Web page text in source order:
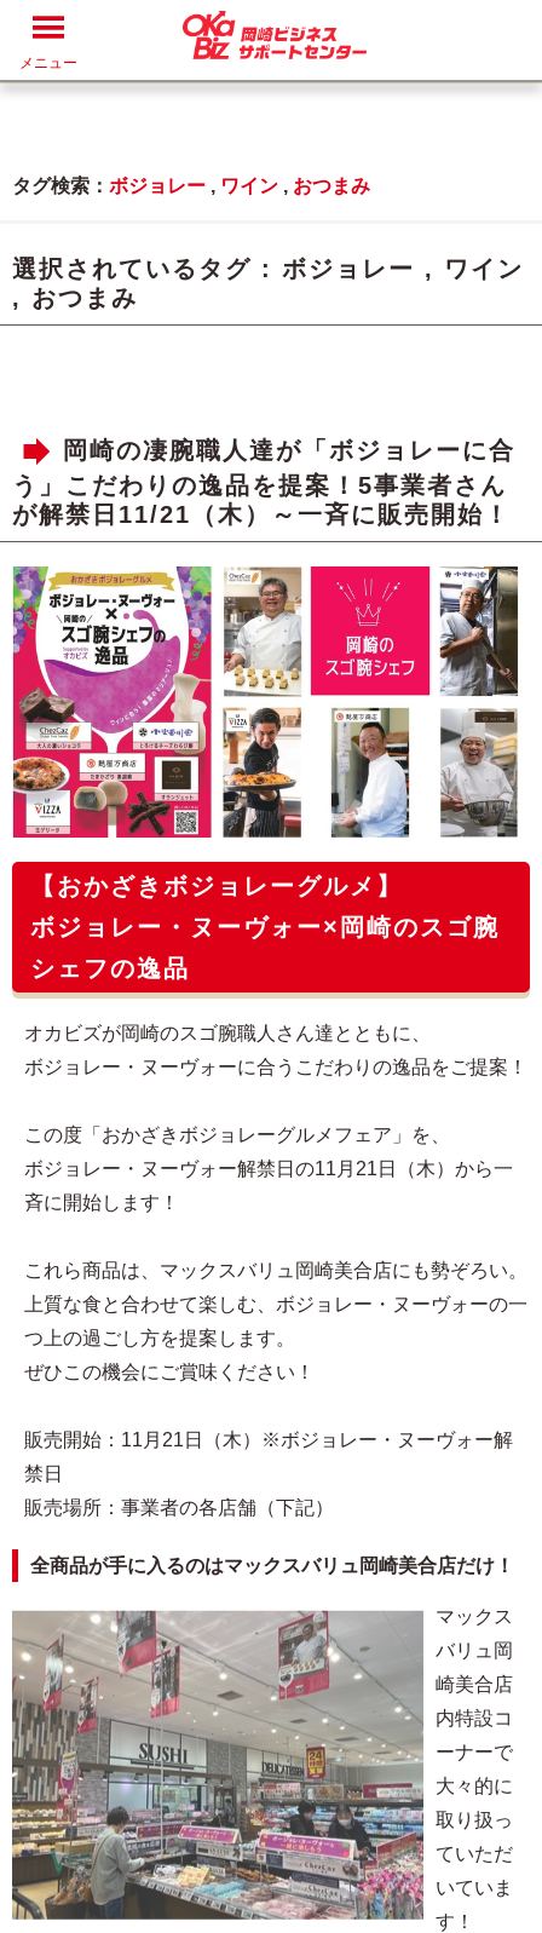
メニュー
タグ検索： ボジョレー , ワイン , おつまみ
選択されているタグ : ボジョレー , ワイン
, おつまみ
岡崎の凄腕職人達が「ボジョレーに合
う」こだわりの逸品を提案！5事業者さん
が解禁日11/21（木）～一斉に販売開始！
【おかざきボジョレーグルメ】
ボジョレー・ヌーヴォー×岡崎のスゴ腕
シェフの逸品
オカビズが岡崎のスゴ腕職人さん達とともに、
ボジョレー・ヌーヴォーに合うこだわりの逸品をご提案！
この度「おかざきボジョレーグルメフェア」を、
ボジョレー・ヌーヴォー解禁日の11月21日（木）から一
斉に開始します！
これら商品は、マックスバリュ岡崎美合店にも勢ぞろい。
上質な食と合わせて楽しむ、ボジョレー・ヌーヴォーの一
つ上の過ごし方を提案します。
ぜひこの機会にご賞味ください！
販売開始：11月21日（木）※ボジョレー・ヌーヴォー解
禁日
販売場所：事業者の各店舗（下記）
全商品が手に入るのはマックスバリュ岡崎美合店だけ！
マックス
バリュ岡
崎美合店
内特設コ
ーナーで
大々的に
取り扱っ
ていただ
いていま
す！